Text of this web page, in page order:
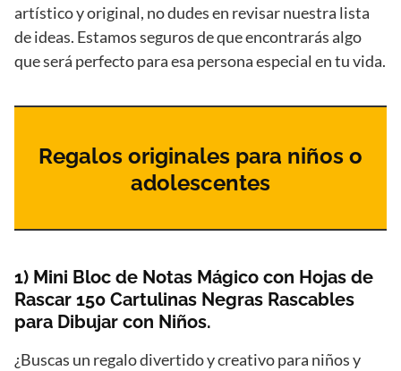
artístico y original, no dudes en revisar nuestra lista
de ideas. Estamos seguros de que encontrarás algo
que será perfecto para esa persona especial en tu vida.
Regalos originales para niños o
adolescentes
1) Mini Bloc de Notas Mágico con Hojas de
Rascar 150 Cartulinas Negras Rascables
para Dibujar con Niños.
¿Buscas un regalo divertido y creativo para niños y